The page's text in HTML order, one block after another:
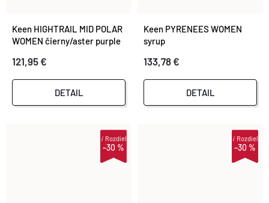
Keen HIGHTRAIL MID POLAR
WOMEN čierny/aster purple
121,95 €
DETAIL
Keen PYRENEES WOMEN
syrup
133,78 €
DETAIL
–30 %
iRozdiel
–30 %
iRozdiel